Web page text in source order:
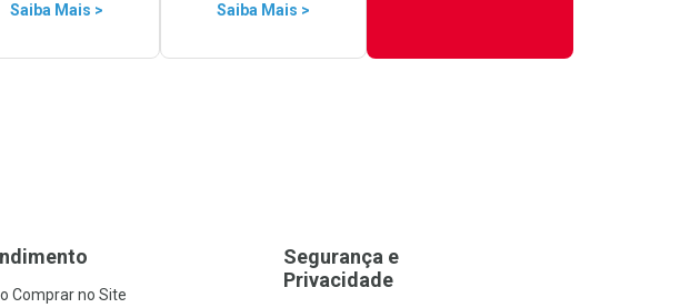
Saiba Mais > Saiba Mais >
Comprar no Site
Segurança e
Privacidade